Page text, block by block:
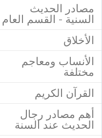
مصادر الحديث
السنية - القسم العام
الأخلاق
الأنساب ومعاجم
مختلفة
القرآن الكريم
أهم مصادر رجال
الحديث عند السنة